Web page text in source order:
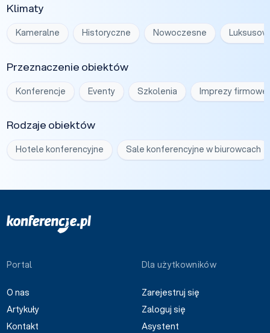
Klimaty
Kameralne Historyczne Nowoczesne
Przeznaczenie obiektów
Konferencje Eventy Szkolenia Imprezy firmowe
Rodzaje obiektów
Hotele konferencyjne Sale konferencyjne w biurowcach
Portal
O nas
Artykuły
Kontakt
Dla użytkowników
Zarejestruj się
Zaloguj się
Asystent